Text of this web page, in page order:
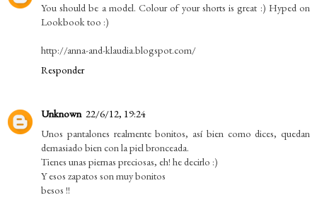
You should be a model. Colour of your shorts is great :) Hyped on
Lookbook too :)
http://anna-and-klaudia.blogspot.com/
Responder
Unknown 22/6/12, 19:24
Unos pantalones realmente bonitos, así bien como dices, quedan
demasiado bien con la piel bronceada.
Tienes unas piernas preciosas, eh! he decirlo :)
Y esos zapatos son muy bonitos
besos !!